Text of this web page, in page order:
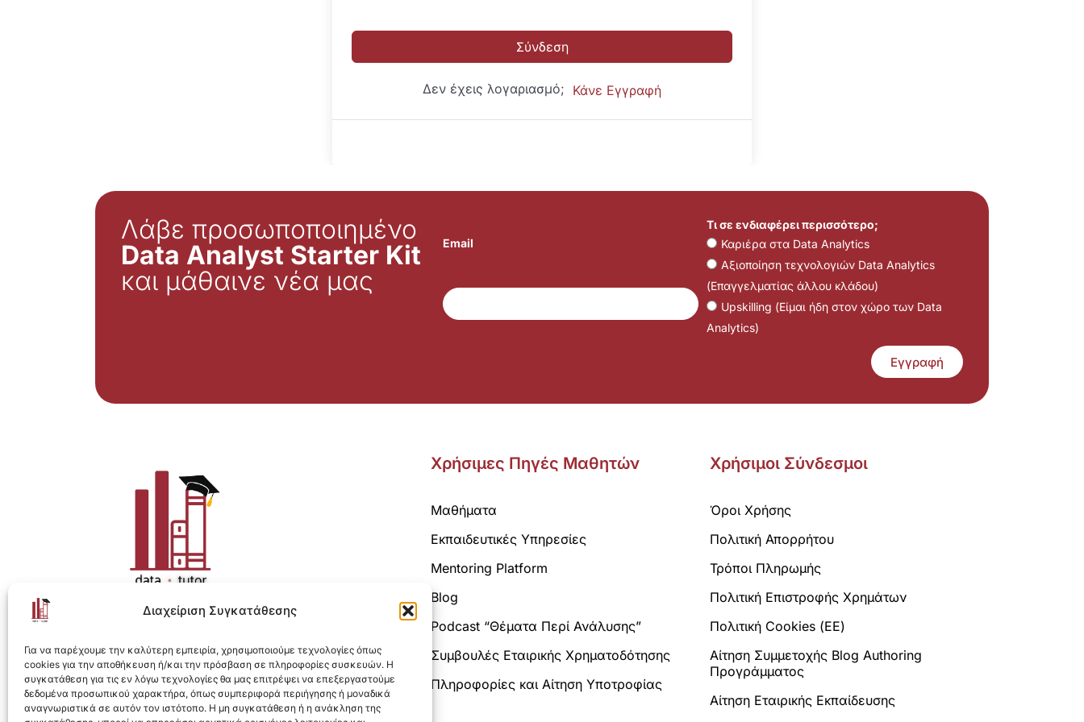
Διαχείριση Συγκατάθεσης
Για να παρέχουμε την καλύτερη εμπειρία, χρησιμοποιούμε τεχνολογίες όπως
cookies για την αποθήκευση ή/και την πρόσβαση σε πληροφορίες συσκευών. Η
συγκατάθεση για τις εν λόγω τεχνολογίες θα μας επιτρέψει να επεξεργαστούμε
δεδομένα προσωπικού χαρακτήρα, όπως συμπεριφορά περιήγησης ή μοναδικά
αναγνωριστικά σε αυτόν τον ιστότοπο. Η μη συγκατάθεση ή η ανάκληση της
Σύνδεση
Δεν έχεις λογαριασμό; Κάνε Εγγραφή
Λάβε προσωποποιημένο
Data Analyst Starter Kit
και μάθαινε νέα μας
Email
Τι σε ενδιαφέρει περισσότερο;
Καριέρα στα Data Analytics
Αξιοποίηση τεχνολογιών Data Analytics
(Επαγγελματίας άλλου κλάδου)
Upskilling (Είμαι ήδη στον χώρο των Data
Analytics)
Εγγραφή
Η ολοκληρωμένη e-learning λύση για Data Analytics.
Χρήσιμες Πηγές Μαθητών
Μαθήματα
Εκπαιδευτικές Υπηρεσίες
Mentoring Platform
Blog
Podcast “Θέματα Περί Ανάλυσης”
Συμβουλές Εταιρικής Χρηματοδότησης
Πληροφορίες και Αίτηση Υποτροφίας
Χρήσιμοι Σύνδεσμοι
Όροι Χρήσης
Πολιτική Απορρήτου
Τρόποι Πληρωμής
Πολιτική Επιστροφής Χρημάτων
Πολιτική Cookies (ΕΕ)
Αίτηση Συμμετοχής Blog Authoring
Προγράμματος
Αίτηση Εταιρικής Εκπαίδευσης